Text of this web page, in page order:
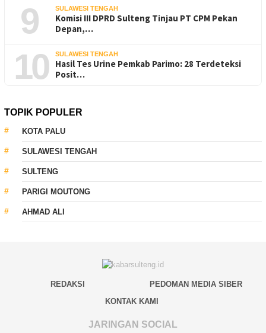
9 SULAWESI TENGAH
Komisi III DPRD Sulteng Tinjau PT CPM Pekan
Depan,…
10 SULAWESI TENGAH
Hasil Tes Urine Pemkab Parimo: 28 Terdeteksi
Posit…
TOPIK POPULER
KOTA PALU
SULAWESI TENGAH
SULTENG
PARIGI MOUTONG
AHMAD ALI
REDAKSI
PEDOMAN MEDIA SIBER
KONTAK KAMI
JARINGAN SOCIAL